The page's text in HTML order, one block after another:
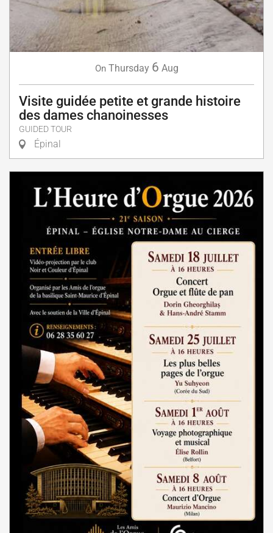
On Thursday 6 Aug
Visite guidée petite et grande histoire
des dames chanoinesses
GUIDED TOUR
Épinal